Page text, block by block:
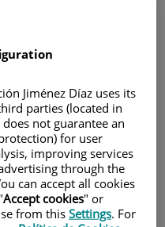
Jiménez Díaz uses its
parties (located in
not guarantee an
for user
improving services
through the
can accept all cookies
Accept cookies" or
from thisSettings. For